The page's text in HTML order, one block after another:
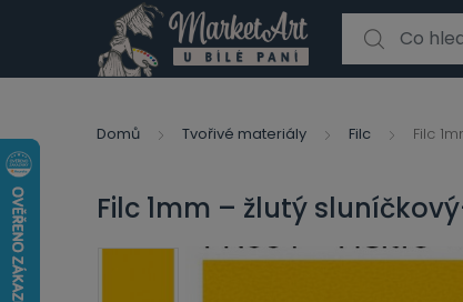
Search for:
Domů Tvořivé materiály Filc Filc
Filc 1mm – žlutý